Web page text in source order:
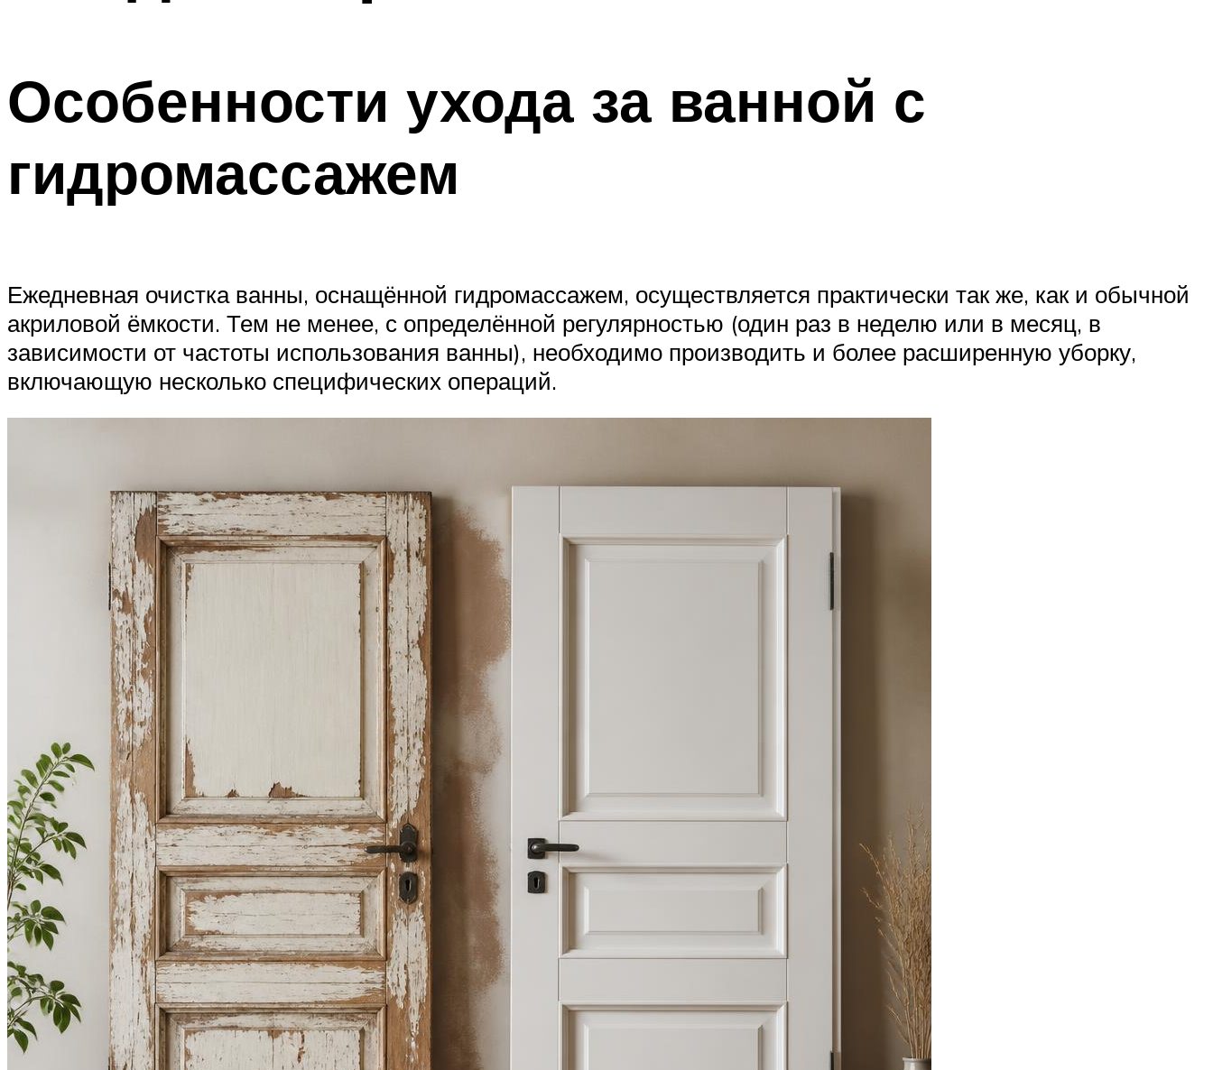
Особенности ухода за ванной с
гидромассажем
Ежедневная очистка ванны, оснащённой гидромассажем, осуществляется практически так же, как и обычной
акриловой ёмкости. Тем не менее, с определённой регулярностью (один раз в неделю или в месяц, в
зависимости от частоты использования ванны), необходимо производить и более расширенную уборку,
включающую несколько специфических операций.